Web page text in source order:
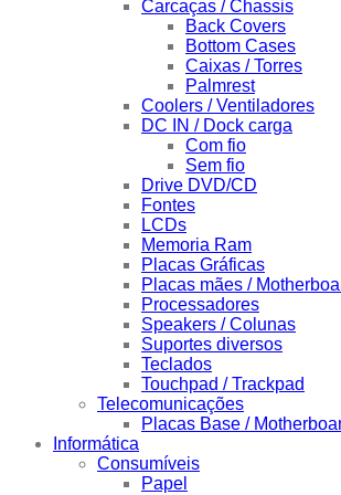
Carcaças / Chassis
Back Covers
Bottom Cases
Caixas / Torres
Palmrest
Coolers / Ventiladores
DC IN / Dock carga
Com fio
Sem fio
Drive DVD/CD
Fontes
LCDs
Memoria Ram
Placas Gráficas
Placas mães /
Processadores
Speakers / Colunas
Suportes diversos
Teclados
Touchpad / Trackpad
Telecomunicações
Placas Base /
Informática
Consumíveis
Papel